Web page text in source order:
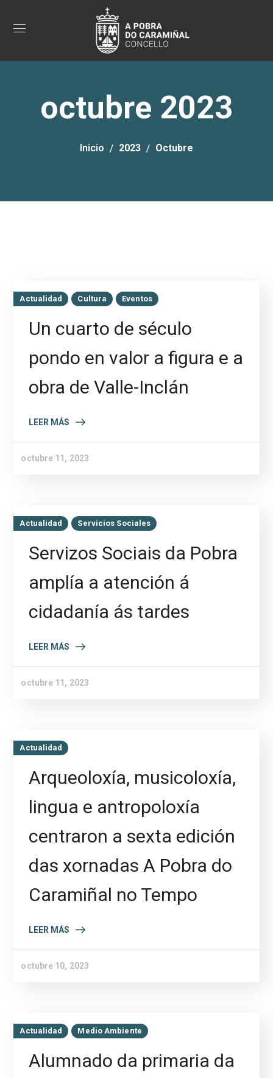
octubre 2023
Inicio 2023 Octubre
Actualidad Cultura Eventos
Un cuarto de século
pondo en valor a figura e a
obra de Valle-Inclán
LEER MÁS
octubre 11, 2023
Actualidad Servicios Sociales
Servizos Sociais da Pobra
amplía a atención á
cidadanía ás tardes
LEER MÁS
octubre 11, 2023
Actualidad
Arqueoloxía, musicoloxía,
lingua e antropoloxía
centraron a sexta edición
das xornadas A Pobra do
Caramiñal no Tempo
LEER MÁS
octubre 10, 2023
Actualidad Medio Ambiente
Alumnado da primaria da